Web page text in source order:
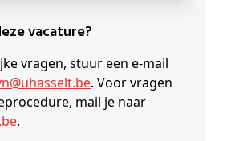
vacature?
vragen, stuur een e-mail
uhasselt.be. Voor vragen
mail je naar
.be.